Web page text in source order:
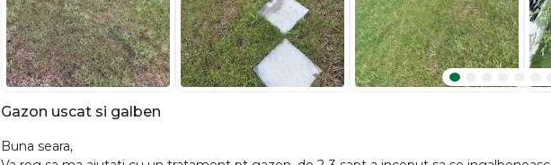
Gazon uscat si galben
Buna seara,